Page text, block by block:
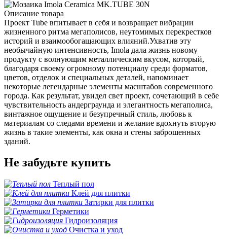
Описание товара
Проект Tube впитывает в себя и возвращает вибрации
жизненного ритма мегаполисов, неутомимых перекрестков
историй и взаимообогащающих влияний.Ухватив эту
необычайную интенсивность, Imola дала жизнь новому
продукту с волнующим металлическим вкусом, который,
благодаря своему огромному потенциалу среди форматов,
цветов, отделок и специальных деталей, напоминает
некоторые легендарные элементы масштабов современного
города. Как результат, увидел свет проект, сочетающий в себе
чувствительность андерграунда и элегантность мегаполиса,
винтажное ощущение и безупречный стиль, любовь к
материалам со следами времени и желание вдохнуть вторую
жизнь в такие элементы, как окна и стены заброшенных
зданий.
Не забудьте купить
Теплый пол
Клей для плитки
Затирки для плитки
Герметики
Гидроизоляция
Очистка и уход